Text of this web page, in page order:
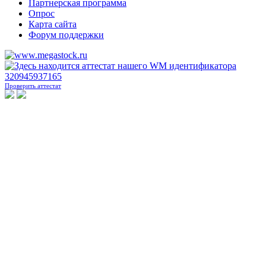
Партнерская программа
Опрос
Карта сайта
Форум поддержки
Проверить аттестат